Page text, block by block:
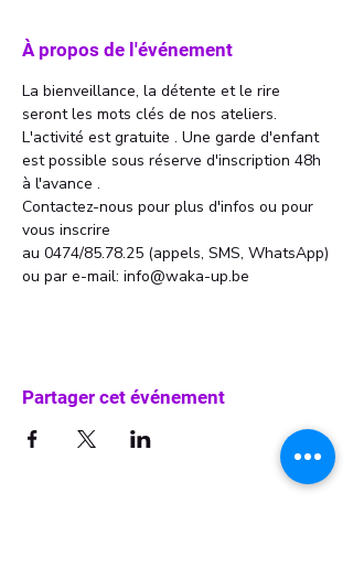
À propos de l'événement
La bienveillance, la détente et le rire
seront les mots clés de nos ateliers.
L'activité est gratuite . Une garde d'enfant
est possible sous réserve d'inscription 48h
à l'avance .
Contactez-nous pour plus d'infos ou pour
vous inscrire
au 0474/85.78.25 (appels, SMS, WhatsApp)
ou par e-mail: info@waka-up.be
Partager cet événement